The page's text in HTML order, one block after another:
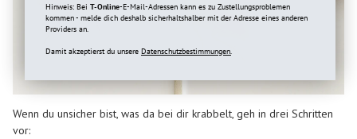
Wenn du unsicher bist, was da bei dir krabbelt, geh in drei Schritten
vor:
Hinweis: Bei T-Online-E-Mail-Adressen kann es zu Zustellungsproblemen
kommen - melde dich deshalb sicherhaltshalber mit der Adresse eines anderen
Providers an.
Damit akzeptierst du unsere Datenschutzbestimmungen.